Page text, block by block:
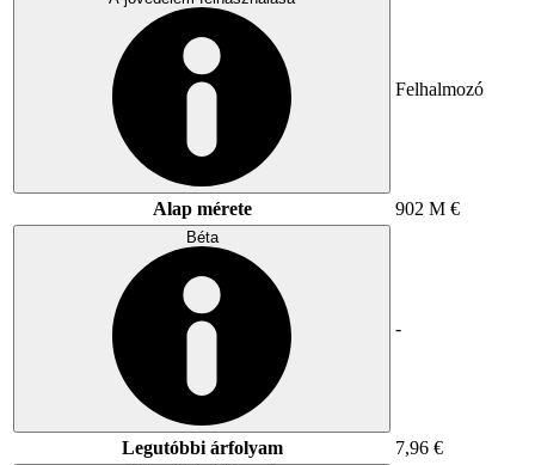
Felhalmozó
Alap mérete 902 M €
Béta
-
Legutóbbi árfolyam 7,96 €